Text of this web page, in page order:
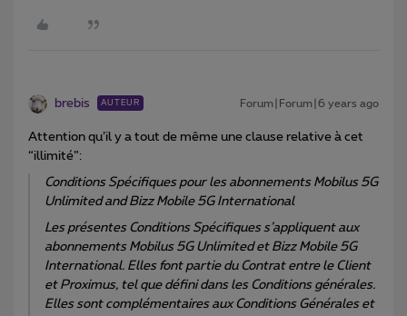
brebis AUTEUR Forum|Forum|6 years ago
Attention qu’il y a tout de même une clause relative à cet
“illimité”:
Conditions Spécifiques pour les abonnements Mobilus 5G
Unlimited and Bizz Mobile 5G International
Les présentes Conditions Spécifiques s’appliquent aux
abonnements Mobilus 5G Unlimited et Bizz Mobile 5G
International. Elles font partie du Contrat entre le Client
et Proximus, tel que défini dans les Conditions générales.
Elles sont complémentaires aux Conditions Générales et